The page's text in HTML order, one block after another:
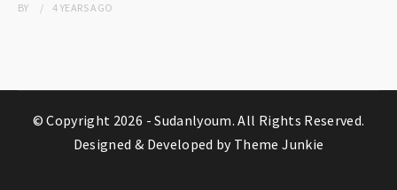
BY 4 YEARSAGO
© Copyright 2026 -Sudanlyoum. All Rights Reserved.
Designed & Developed by Theme Junkie